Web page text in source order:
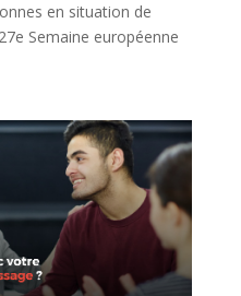
en situation de
Semaine européenne